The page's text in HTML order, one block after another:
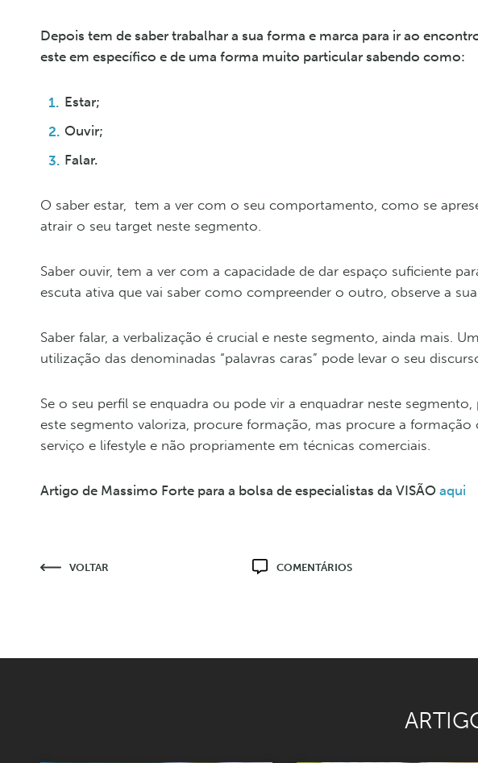
Depois tem de saber trabalhar a sua forma e marca para ir ao
este em específico e de uma forma muito particular sabendo como:
Estar;
Ouvir;
Falar.
O saber estar, tem a ver com o seu comportamento, como se
atrair o seu target neste segmento.
Saber ouvir, tem a ver com a capacidade de dar espaço suficiente
escuta ativa que vai saber como compreender o outro, observe a
Saber falar, a verbalização é crucial e neste segmento, ainda mais.
utilização das denominadas “palavras caras” pode levar o seu
Se o seu perfil se enquadra ou pode vir a enquadrar neste
este segmento valoriza, procure formação, mas procure a formação
serviço e lifestyle e não propriamente em técnicas comerciais.
Artigo de Massimo Forte para a bolsa de especialistas da VISÃO aqui
VOLTAR COMENTÁRIOS